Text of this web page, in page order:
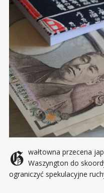
Gwałtowna przecena japońskiej waluty skłoniła Tokio i Waszyngton do
ograniczyć spekulacyjne